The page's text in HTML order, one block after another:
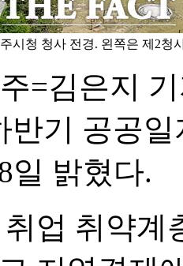
시청 청사 전경. 왼쪽은 제2청
=김은지
반기 공공
일 밝혔다.
업 취약계